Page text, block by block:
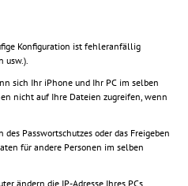
Konfiguration ist fehleranfällig
usw.).
sich Ihr iPhone und Ihr PC im selben
nicht auf Ihre Dateien zugreifen, wenn
des Passwortschutzes oder das Freigeben
für andere Personen im selben
ändern die IP-Adresse Ihres PCs